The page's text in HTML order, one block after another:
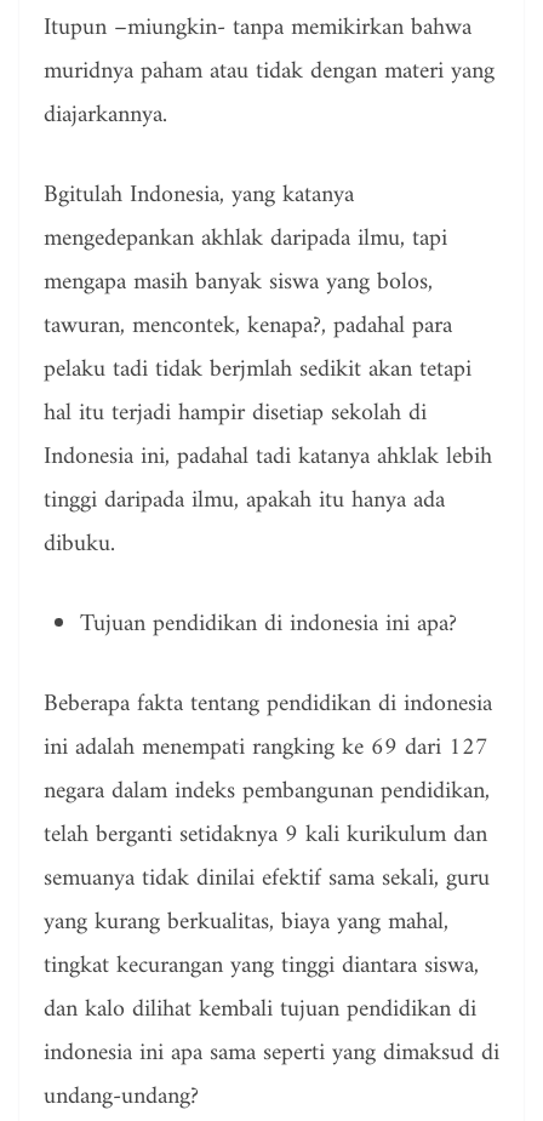
Itupun –miungkin- tanpa memikirkan bahwa
muridnya paham atau tidak dengan materi yang
diajarkannya.
Bgitulah Indonesia, yang katanya
mengedepankan akhlak daripada ilmu, tapi
mengapa masih banyak siswa yang bolos,
tawuran, mencontek, kenapa?, padahal para
pelaku tadi tidak berjmlah sedikit akan tetapi
hal itu terjadi hampir disetiap sekolah di
Indonesia ini, padahal tadi katanya ahklak lebih
tinggi daripada ilmu, apakah itu hanya ada
dibuku.
Tujuan pendidikan di indonesia ini apa?
Beberapa fakta tentang pendidikan di indonesia
ini adalah menempati rangking ke 69 dari 127
negara dalam indeks pembangunan pendidikan,
telah berganti setidaknya 9 kali kurikulum dan
semuanya tidak dinilai efektif sama sekali, guru
yang kurang berkualitas, biaya yang mahal,
tingkat kecurangan yang tinggi diantara siswa,
dan kalo dilihat kembali tujuan pendidikan di
indonesia ini apa sama seperti yang dimaksud di
undang-undang?